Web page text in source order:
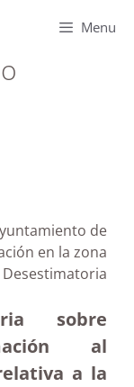
Menu
de
en la zona
sobre
al
a la